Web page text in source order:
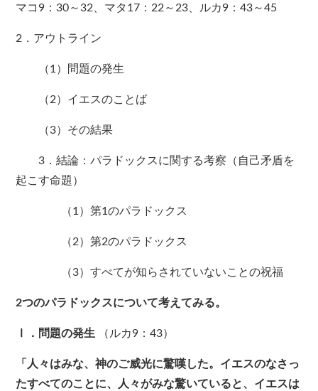
マコ9：30～32、マタ17：22～23、ルカ9：43～45
2．アウトライン
（1）問題の発生
（2）イエスのことば
（3）その結果
3．結論：パラドックスに関する考察（自己矛盾を
起こす命題）
（1）第1のパラドックス
（2）第2のパラドックス
（3）すべてが知らされていないことの祝福
2つのパラドックスについて考えてみる。
Ⅰ．問題の発生 （ルカ9：43）
「人々はみな、神のご威光に驚嘆した。イエスのなさっ
たすべてのことに、人々がみな驚いていると、イエスは